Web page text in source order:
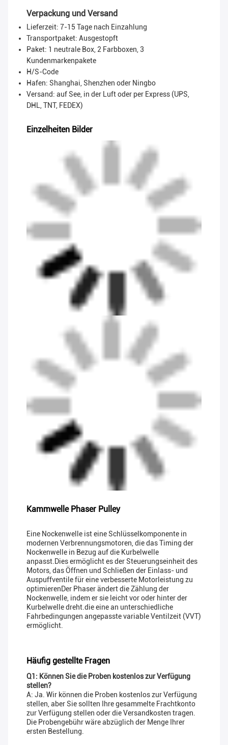
Verpackung und Versand
Lieferzeit: 7-15 Tage nach Einzahlung
Transportpaket: Ausgestopft
Paket: 1 neutrale Box, 2 Farbboxen, 3
Kundenmarkenpakete
H/S-Code
Hafen: Shanghai, Shenzhen oder Ningbo
Versand: auf See, in der Luft oder per Express (UPS,
DHL, TNT, FEDEX)
Einzelheiten Bilder
Kammwelle Phaser Pulley
Eine Nockenwelle ist eine Schlüsselkomponente in
modernen Verbrennungsmotoren, die das Timing der
Nockenwelle in Bezug auf die Kurbelwelle
anpasst.Dies ermöglicht es der Steuerungseinheit des
Motors, das Öffnen und Schließen der Einlass- und
Auspuffventile für eine verbesserte Motorleistung zu
optimierenDer Phaser ändert die Zählung der
Nockenwelle, indem er sie leicht vor oder hinter der
Kurbelwelle dreht.die eine an unterschiedliche
Fahrbedingungen angepasste variable Ventilzeit (VVT)
ermöglicht.
Häufig gestellte Fragen
Q1: Können Sie die Proben kostenlos zur Verfügung
stellen?
A: Ja. Wir können die Proben kostenlos zur Verfügung
stellen, aber Sie sollten Ihre gesammelte Frachtkonto
zur Verfügung stellen oder die Versandkosten tragen.
Die Probengebühr wäre abzüglich der Menge Ihrer
ersten Bestellung.